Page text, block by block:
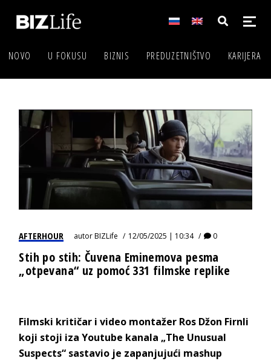
NOVO U FOKUSU BIZNIS PREDUZETNIŠTVO KARIJERA
AFTERHOUR autorBIZLife 12/05/2025 | 10:34 0
Stih po stih: Čuvena Eminemova pesma
„otpevana“ uz pomoć 331 filmske replike
Filmski kritičar i video montažer Ros Džon Firnli
koji stoji iza Youtube kanala „The Unusual
Suspects“ sastavio je zapanjujući mashup